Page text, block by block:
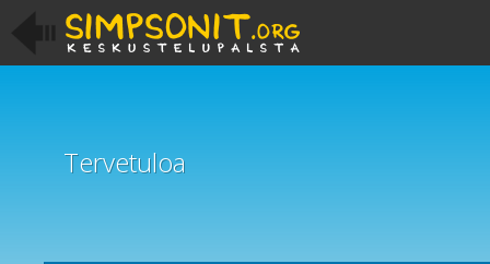
Tervetuloa